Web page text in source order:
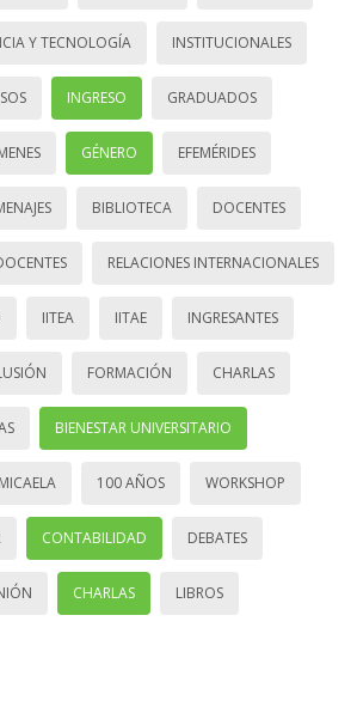
Y TECNOLOGÍA INSTITUCIONALES
INGRESO GRADUADOS
GÉNERO EFEMÉRIDES
BIBLIOTECA DOCENTES
RELACIONES INTERNACIONALES
IITEA IITAE INGRESANTES
FORMACIÓN CHARLAS
BIENESTAR UNIVERSITARIO
100 AÑOS WORKSHOP
CONTABILIDAD DEBATES
CHARLAS LIBROS